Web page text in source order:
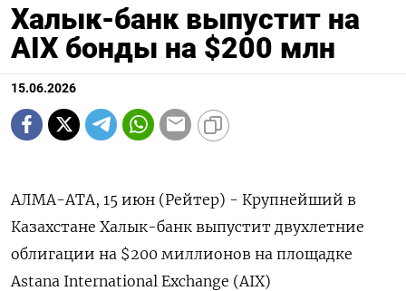
Халык-банк выпустит на
AIX бонды на $200 млн
15.06.2026
АЛМА-АТА, 15 июн (Рейтер) - Крупнейший в
‌Казахстане Халык-банк выпустит двухлетние
облигации на $200 ​миллионов на ​площадке ​
Astana ⁠International ‌Exchange (AIX)